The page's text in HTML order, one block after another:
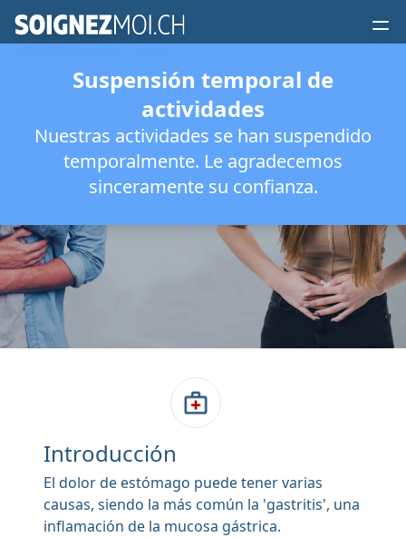
Gastritis
Introducción
El dolor de estómago puede tener varias
causas, siendo la más común la 'gastritis', una
inflamación de la mucosa gástrica.
Suspensión temporal de
actividades
Nuestras actividades se han suspendido
temporalmente. Le agradecemos
sinceramente su confianza.